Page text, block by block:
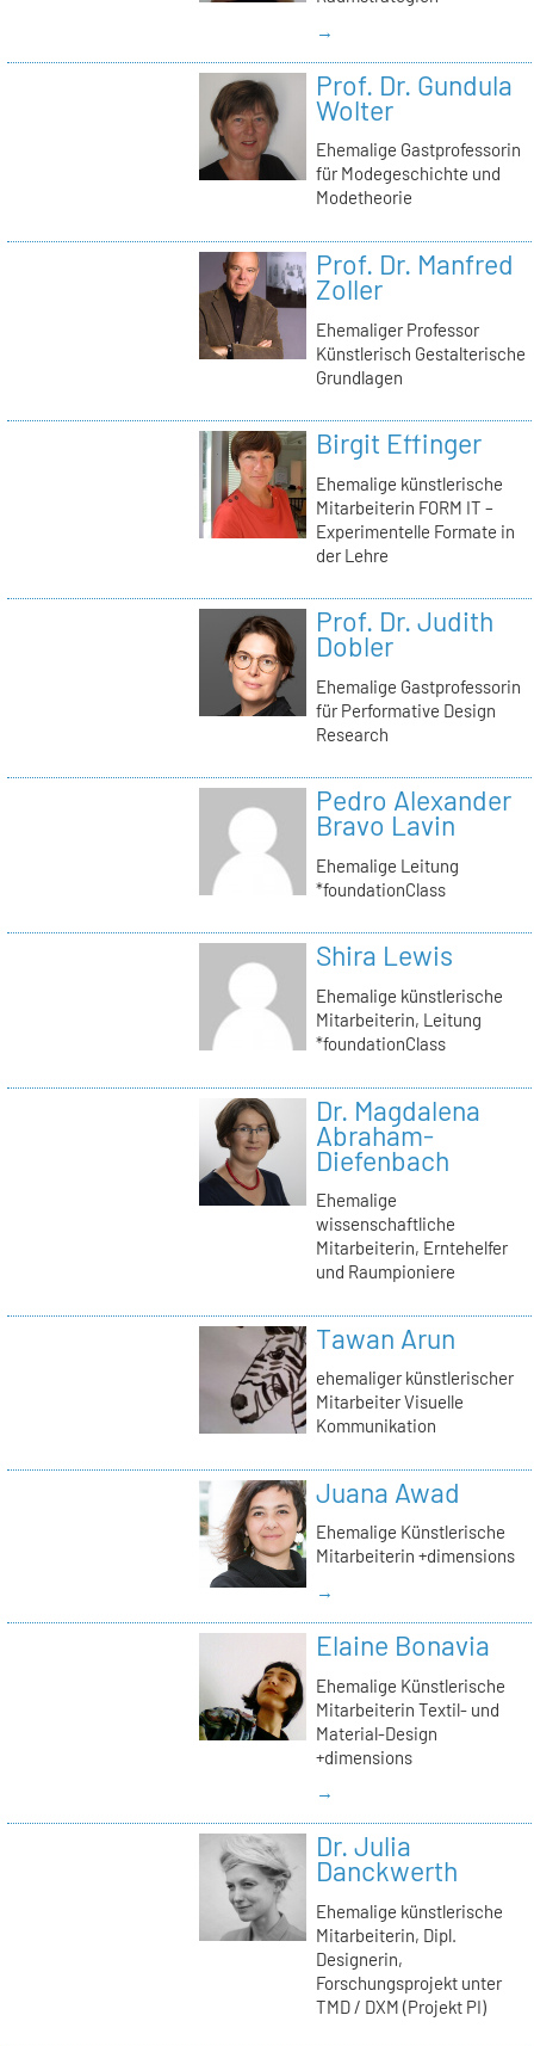
→
Prof. Dr. Gundula
Wolter
Ehemalige Gastprofessorin
für Modegeschichte und
Modetheorie
Prof. Dr. Manfred
Zoller
Ehemaliger Professor
Künstlerisch Gestalterische
Grundlagen
Birgit Effinger
Ehemalige künstlerische
Mitarbeiterin FORM IT –
Experimentelle Formate in
der Lehre
Prof. Dr. Judith
Dobler
Ehemalige Gastprofessorin
für Performative Design
Research
Pedro Alexander
Bravo Lavin
Ehemalige Leitung
*foundationClass
Shira Lewis
Ehemalige künstlerische
Mitarbeiterin, Leitung
*foundationClass
Dr. Magdalena
Abraham-
Diefenbach
Ehemalige
wissenschaftliche
Mitarbeiterin, Erntehelfer
und Raumpioniere
Tawan Arun
ehemaliger künstlerischer
Mitarbeiter Visuelle
Kommunikation
Juana Awad
Ehemalige Künstlerische
Mitarbeiterin +dimensions
→
Elaine Bonavia
Ehemalige Künstlerische
Mitarbeiterin Textil- und
Material-Design
+dimensions
→
Dr. Julia
Danckwerth
Ehemalige künstlerische
Mitarbeiterin, Dipl.
Designerin,
Forschungsprojekt unter
TMD / DXM (Projekt PI)